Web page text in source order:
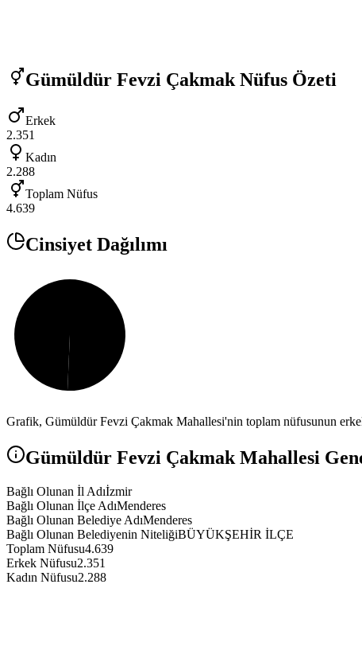
Gümüldür Fevzi Çakmak Nüfus Özeti
Erkek
2.351
Kadın
2.288
Toplam Nüfus
4.639
Cinsiyet Dağılımı
Grafik, Gümüldür Fevzi Çakmak Mahallesi'nin toplam nüfusunun
Gümüldür Fevzi Çakmak Mahallesi
Bağlı Olunan İl Adıİzmir
Bağlı Olunan İlçe AdıMenderes
Bağlı Olunan Belediye AdıMenderes
Bağlı Olunan Belediyenin NiteliğiBÜYÜKŞEHİR İLÇE
Toplam Nüfusu4.639
Erkek Nüfusu2.351
Kadın Nüfusu2.288